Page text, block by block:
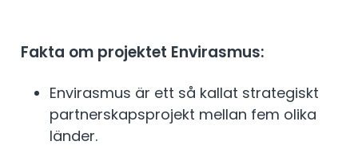
Fakta om projektet Envirasmus:
Envirasmus är ett så kallat strategiskt
partnerskapsprojekt mellan fem olika
länder.